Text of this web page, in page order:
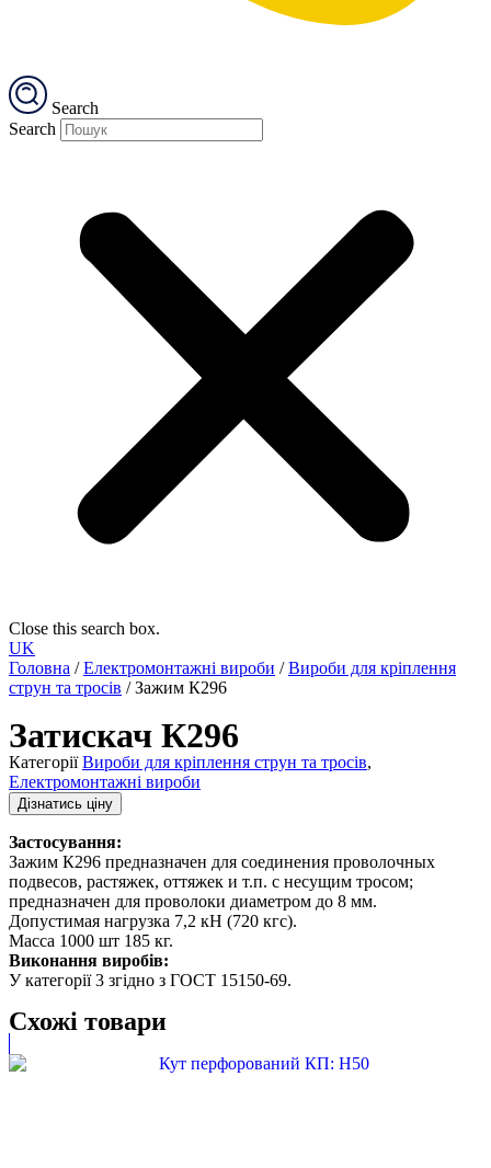
Search
Search
Close this search box.
UK
Головна /Електромонтажні вироби /Вироби для кріплення
струн та тросів / Зажим К296
Затискач К296
Категорії Вироби для кріплення струн та тросів,
Електромонтажні вироби
Дізнатись ціну
Застосування:
Зажим К296 предназначен для соединения проволочных
подвесов, растяжек, оттяжек и т.п. с несущим тросом;
предназначен для проволоки диаметром до 8 мм.
Допустимая нагрузка 7,2 кН (720 кгс).
Масса 1000 шт 185 кг.
Виконання виробів:
У категорії 3 згідно з ГОСТ 15150-69.
Схожі товари